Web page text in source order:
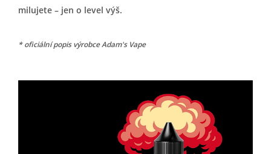
milujete – jen o level výš.
* oficiální popis výrobce Adam's Vape